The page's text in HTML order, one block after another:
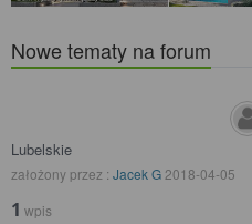
Nowe tematy na forum
Lubelskie
założony przez : Jacek G 2018-04-05
1 wpis